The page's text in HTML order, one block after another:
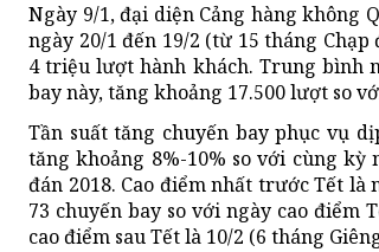
Ngày 9/1, đại diện Cảng hàng không
ngày 20/1 đến 19/2 (từ 15 tháng
4 triệu lượt hành khách. Trung bình
bay này, tăng khoảng 17.500 lượt so
Tần suất tăng chuyến bay phục vụ
tăng khoảng 8%-10% so với cùng
đán 2018. Cao điểm nhất trước Tết là
73 chuyến bay so với ngày cao điểm
cao điểm sau Tết là 10/2 (6 tháng